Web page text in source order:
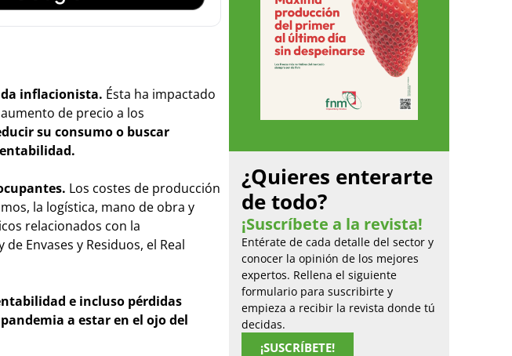
inflacionista. Ésta ha impactado
de precio a los
su consumo o buscar
Los costes de producción
la logística, mano de obra y
relacionados con la
Envases y Residuos, el Real
e incluso pérdidas
a estar en el ojo del
¿Quieres enterarte
de todo?
¡Suscríbete a la revista!
Entérate de cada detalle del sector y
conocer la opinión de los mejores
expertos. Rellena el siguiente
formulario para suscribirte y
empieza a recibir la revista donde tú
decidas.
¡SUSCRÍBETE!